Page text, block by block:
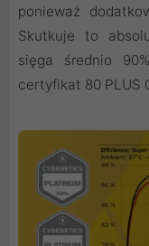
ponieważ
Skutkuje to
sięga średnio
certyfikat 80 PLUS